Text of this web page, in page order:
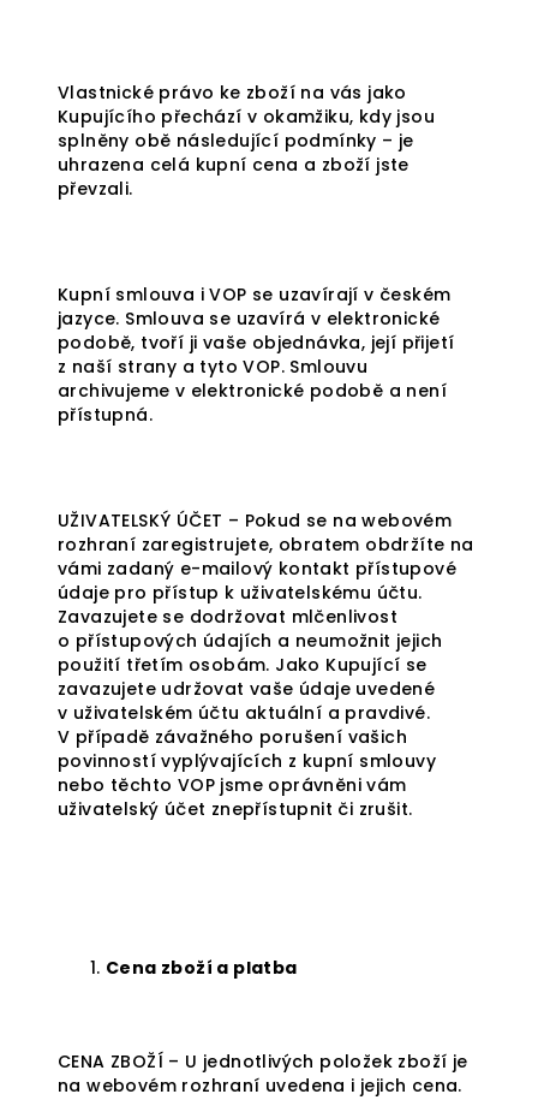
Vlastnické právo ke zboží na vás jako
Kupujícího přechází v okamžiku, kdy jsou
splněny obě následující podmínky – je
uhrazena celá kupní cena a zboží jste
převzali.
Kupní smlouva i VOP se uzavírají v českém
jazyce. Smlouva se uzavírá v elektronické
podobě, tvoří ji vaše objednávka, její přijetí
z naší strany a tyto VOP. Smlouvu
archivujeme v elektronické podobě a není
přístupná.
UŽIVATELSKÝ ÚČET – Pokud se na webovém
rozhraní zaregistrujete, obratem obdržíte na
vámi zadaný e-mailový kontakt přístupové
údaje pro přístup k uživatelskému účtu.
Zavazujete se dodržovat mlčenlivost
o přístupových údajích a neumožnit jejich
použití třetím osobám. Jako Kupující se
zavazujete udržovat vaše údaje uvedené
v uživatelském účtu aktuální a pravdivé.
V případě závažného porušení vašich
povinností vyplývajících z kupní smlouvy
nebo těchto VOP jsme oprávněni vám
uživatelský účet znepřístupnit či zrušit.
Cena zboží a platba
CENA ZBOŽÍ – U jednotlivých položek zboží je
na webovém rozhraní uvedena i jejich cena.